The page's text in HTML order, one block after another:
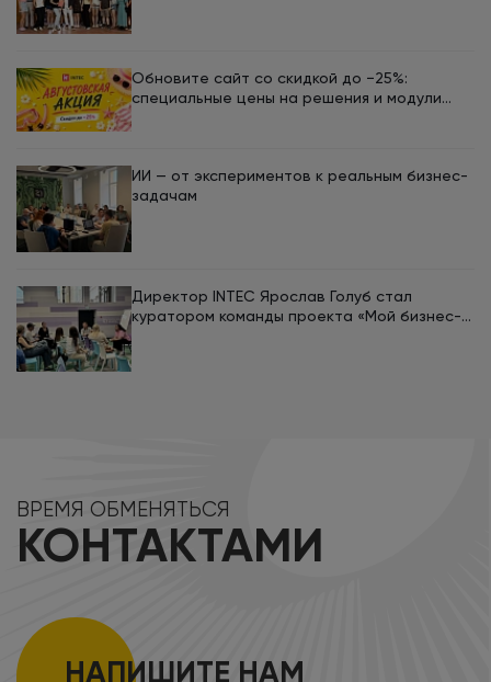
Обновите сайт со скидкой до −25%:
специальные цены на решения и модули
INTEC в августе
ИИ — от экспериментов к реальным бизнес-
задачам
Директор INTEC Ярослав Голуб стал
куратором команды проекта «Мой бизнес-
кемп 2026»
ВРЕМЯ ОБМЕНЯТЬСЯ
КОНТАКТАМИ
НАПИШИТЕ НАМ